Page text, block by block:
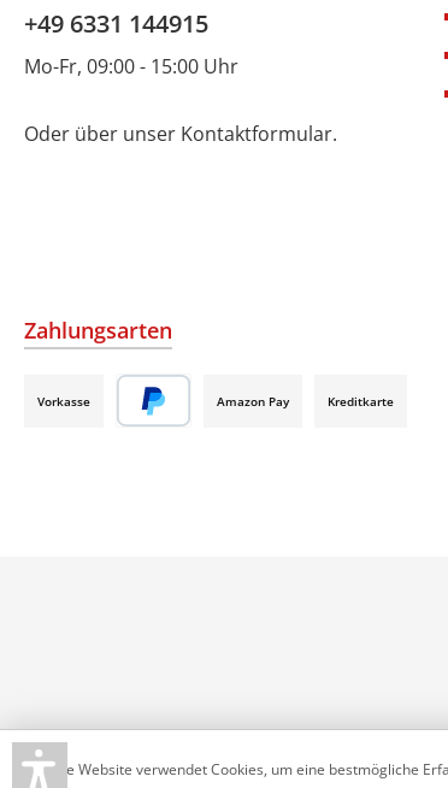
+49 6331 144915
Mo-Fr, 09:00 - 15:00 Uhr
Oder über unser Kontaktformular.
Zahlungsarten
Vorkasse Amazon Pay Kreditkarte
Diese Website verwendet Cookies, um eine bestmögliche